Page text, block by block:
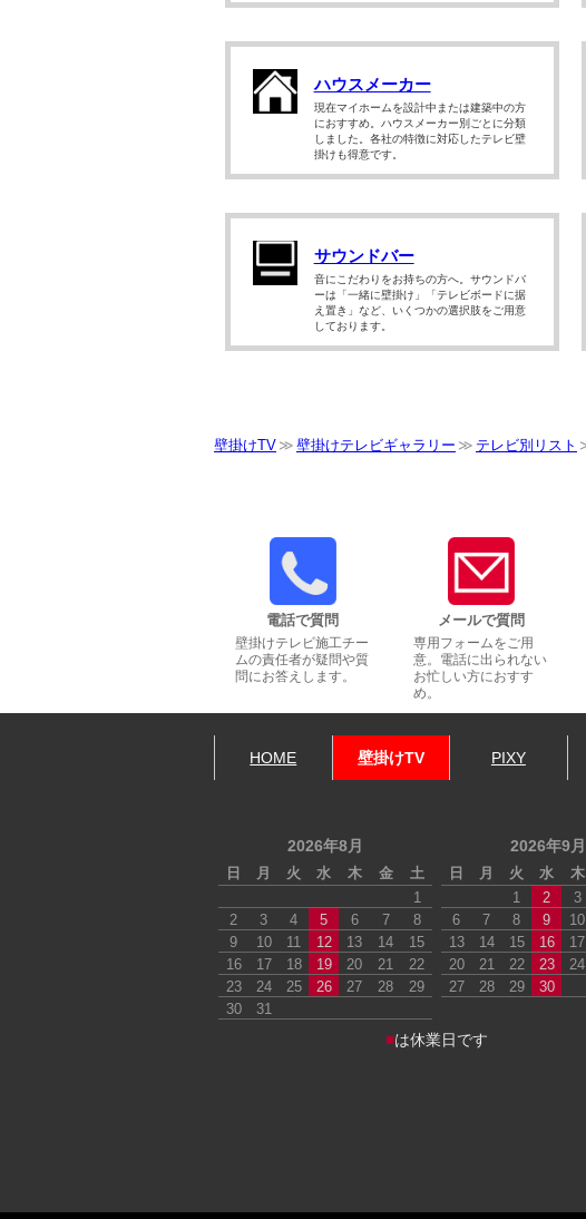
ハウスメーカー
現在マイホームを設計中または建築中の方
におすすめ。ハウスメーカー別ごとに分類
しました。各社の特徴に対応したテレビ壁
掛けも得意です。
サウンドバー
音にこだわりをお持ちの方へ。サウンドバ
ーは「一緒に壁掛け」「テレビボードに据
え置き」など、いくつかの選択肢をご用意
しております。
壁掛けTV 壁掛けテレビギャラリー テレビ別リスト
電話で質問
壁掛けテレビ施工チー
ムの責任者が疑問や質
問にお答えします。
メールで質問
専用フォームをご用
意。電話に出られない
お忙しい方におすす
め。
HOME 壁掛けTV PIXY
2026年8月
日 月 火 水 木 金
土
1
2
3 4 5 6 7
8
9
10 11 12 13 14
15
16
17 18 19 20 21
22
23
24 25 26 27 28
29
30
31
2026年9月
日 月 火 水 木
1
2 3
6
7 8 9 10
13
14 15 16 17
20
21 22 23 24
27
28 29 30
■は休業日です